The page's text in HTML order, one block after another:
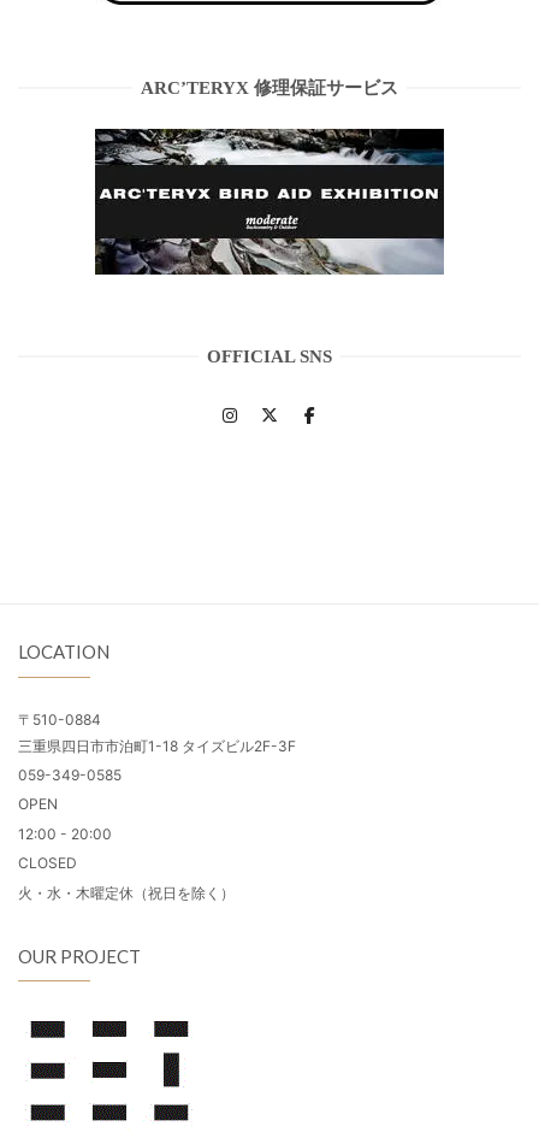
ARC’TERYX 修理保証サービス
OFFICIAL SNS
LOCATION
〒510-0884
三重県四日市市泊町1-18 タイズビル2F-3F
059-349-0585
OPEN
12:00 - 20:00
CLOSED
火・水・木曜定休（祝日を除く）
OUR PROJECT